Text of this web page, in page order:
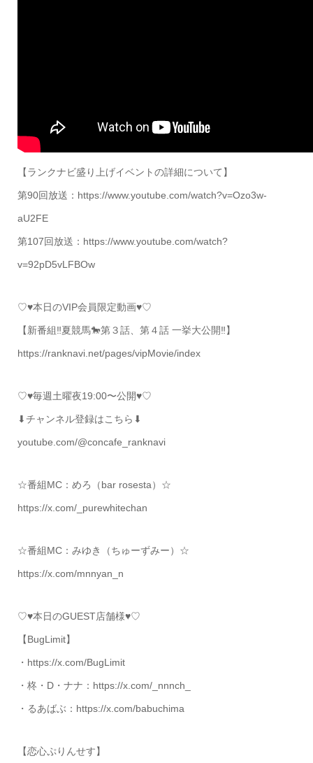
【ランクナビ盛り上げイベントの詳細について】
第90回放送：https://www.youtube.com/watch?v=Ozo3w-
aU2FE
第107回放送：https://www.youtube.com/watch?
v=92pD5vLFBOw
♡♥本日のVIP会員限定動画♥♡
【新番組‼️夏競馬🐎第３話、第４話 一挙大公開‼️】
https://ranknavi.net/pages/vipMovie/index
♡♥毎週土曜夜19:00〜公開♥♡
⬇チャンネル登録はこちら⬇
youtube.com/@concafe_ranknavi
☆番組MC：めろ（bar rosesta）☆
https://x.com/_purewhitechan
☆番組MC：みゆき（ちゅーずみー）☆
https://x.com/mnnyan_n
♡♥本日のGUEST店舗様♥♡
【BugLimit】
・https://x.com/BugLimit
・柊・D・ナナ：https://x.com/_nnnch_
・るあばぶ：https://x.com/babuchima
【恋心ぷりんせす】